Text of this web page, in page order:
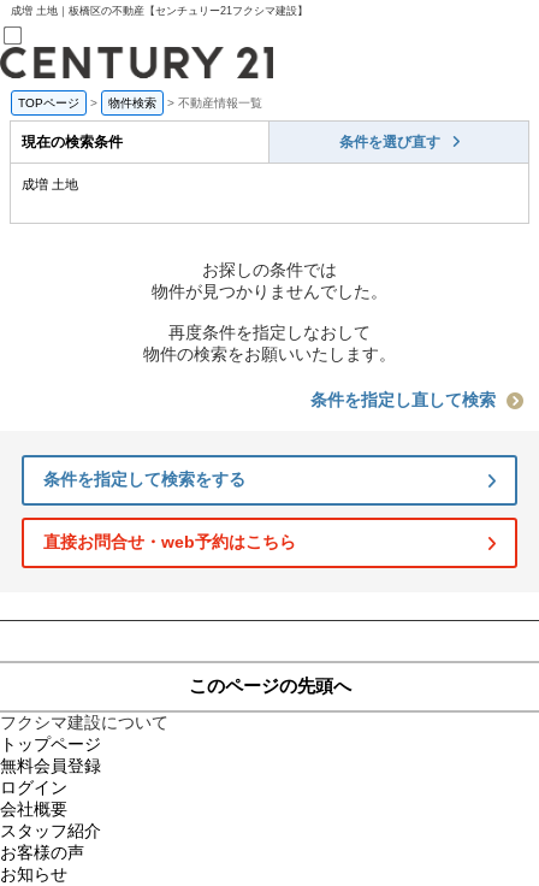
成増 土地｜板橋区の不動産【センチュリー21フクシマ建設】
売買部
0120-800-844
賃貸部
03-6912-3505
会員メニュー
住宅ローン控除シミュレータ
新築戸建て
中古戸建て
マンション
TOPページ > 物件検索 > 不動産情報一覧
現在の検索条件 条件を選び直す
成増 土地
お探しの条件では
物件が見つかりませんでした。
再度条件を指定しなおして
物件の検索をお願いいたします。
条件を指定し直して検索
条件を指定して検索をする
直接お問合せ・web予約はこちら
このページの先頭へ
フクシマ建設について
トップページ
無料会員登録
ログイン
会社概要
スタッフ紹介
お客様の声
お知らせ